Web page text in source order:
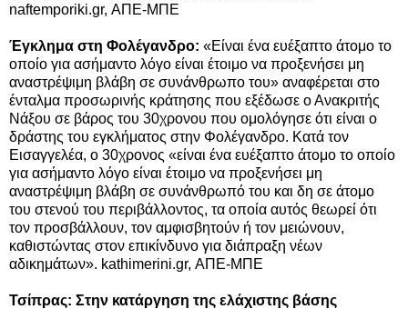
naftemporiki.gr, ΑΠΕ-ΜΠΕ
Έγκλημα στη Φολέγανδρο: «Είναι ένα ευέξαπτο άτομο το
οποίο για ασήμαντο λόγο είναι έτοιμο να προξενήσει μη
αναστρέψιμη βλάβη σε συνάνθρωπο του» αναφέρεται στο
ένταλμα προσωρινής κράτησης που εξέδωσε ο Ανακριτής
Νάξου σε βάρος του 30χρονου που ομολόγησε ότι είναι ο
δράστης του εγκλήματος στην Φολέγανδρο. Κατά τον
Εισαγγελέα, ο 30χρονος «είναι ένα ευέξαπτο άτομο το οποίο
για ασήμαντο λόγο είναι έτοιμο να προξενήσει μη
αναστρέψιμη βλάβη σε συνάνθρωπό του και δη σε άτομο
του στενού του περιβάλλοντος, τα οποία αυτός θεωρεί ότι
τον προσβάλλουν, τον αμφισβητούν ή τον μειώνουν,
καθιστώντας στον επικίνδυνο για διάπραξη νέων
αδικημάτων». kathimerini.gr, ΑΠΕ-ΜΠΕ
Τσίπρας: Στην κατάργηση της ελάχιστης βάσης